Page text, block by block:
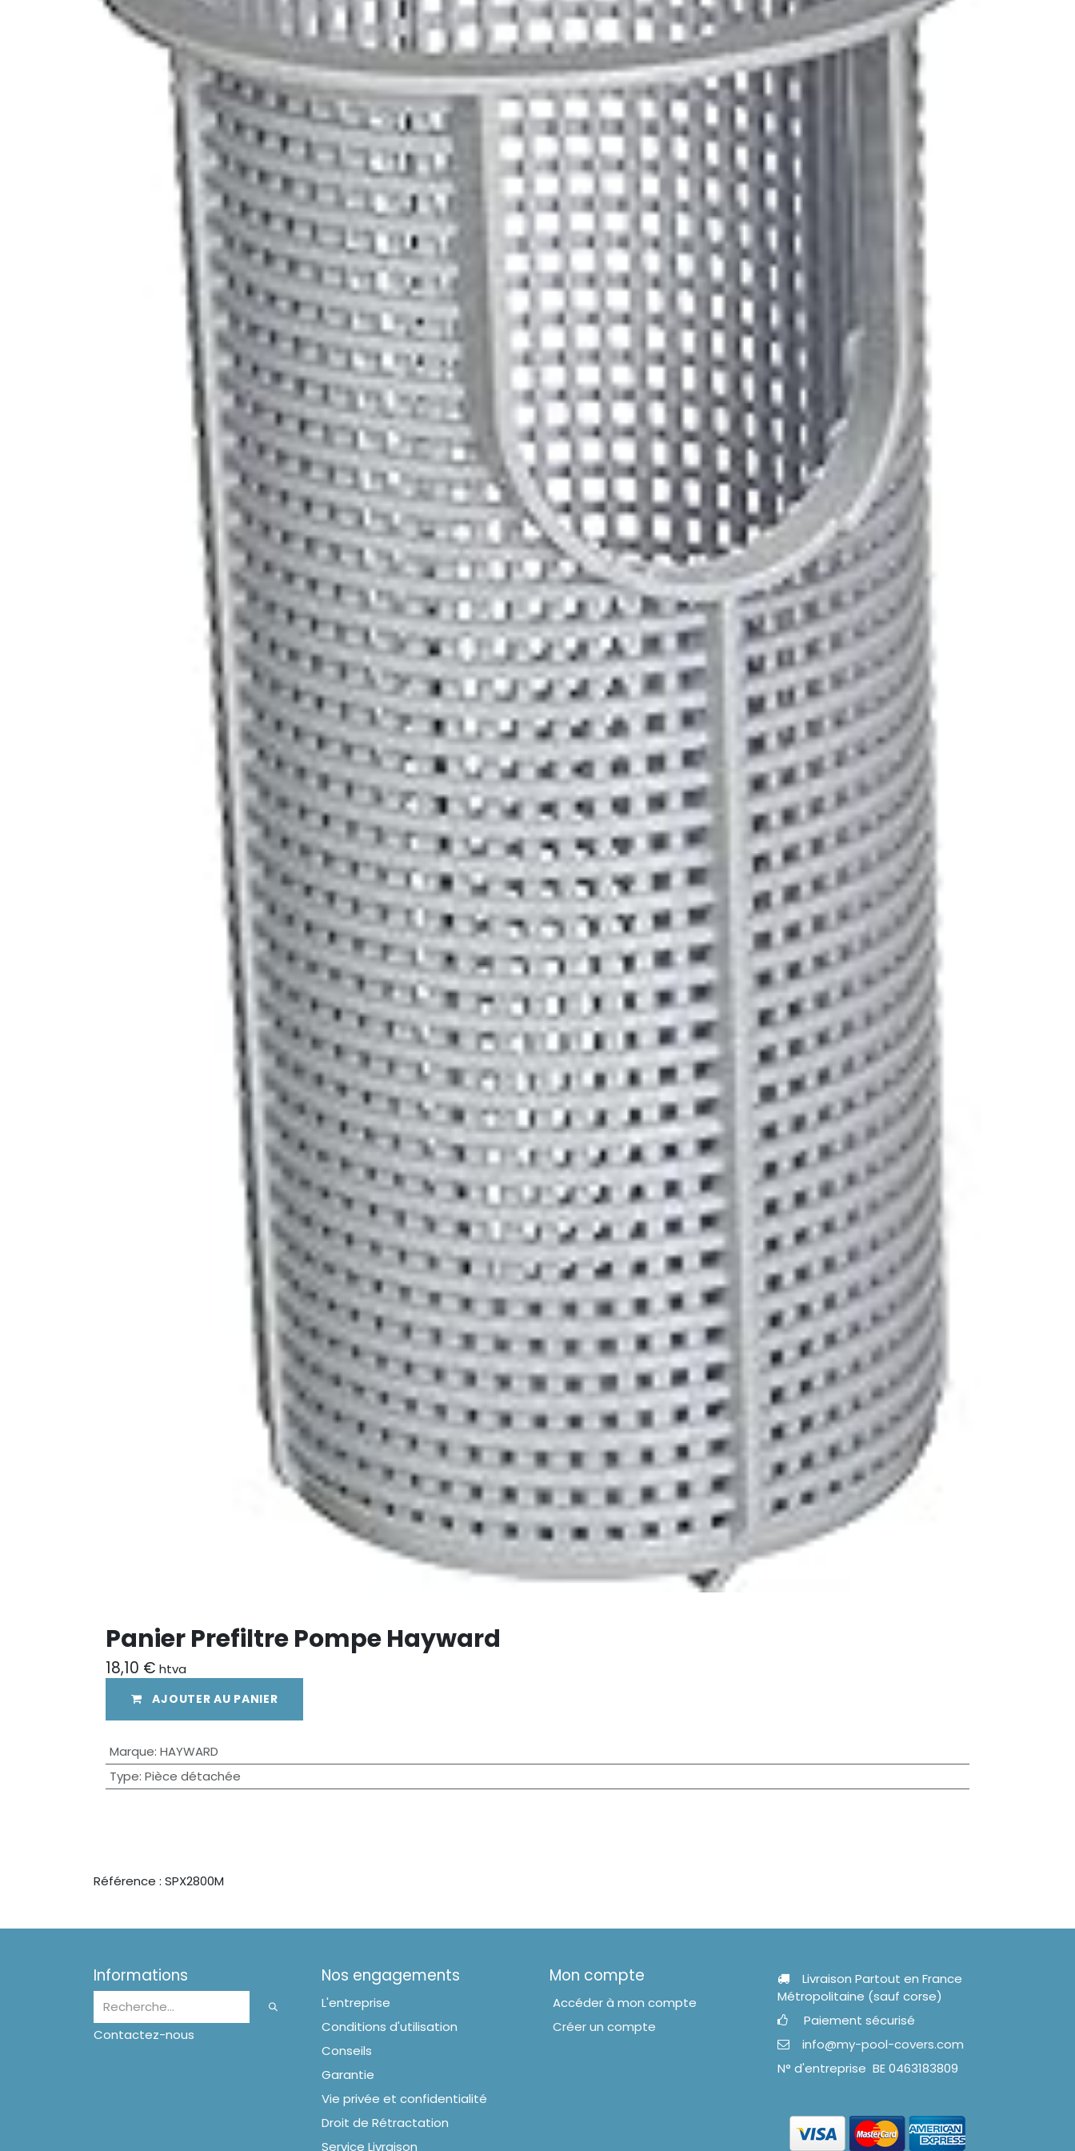
Panier Prefiltre Pompe Hayward
18,10 € htva
AJOUTER AU PANIER
Marque: HAYWARD
Type: Pièce détachée
Référence : SPX2800M
Informations
Contactez-nous
Nos engagements
L'entreprise
Conditions d'utilisation
Conseils
Garantie
Vie privée et confidentialité
Droit de Rétractation
Service Livraison
Mon compte
Accéder à mon compte
Créer un compte
Livraison Partout en France
Métropolitaine (sauf corse)
Paiement sécurisé
info@my-pool-covers.com
N° d'entreprise BE 0463183809